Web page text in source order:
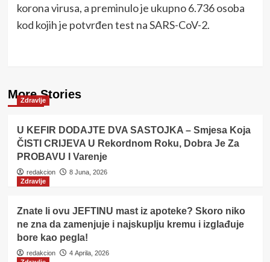
korona virusa, a preminulo je ukupno 6.736 osoba
kod kojih je potvrđen test na SARS-CoV-2.
More Stories
Zdravlje
U KEFIR DODAJTE DVA SASTOJKA – Smjesa Koja
ČISTI CRIJEVA U Rekordnom Roku, Dobra Je Za
PROBAVU I Varenje
redakcion
8 Juna, 2026
Zdravlje
Znate li ovu JEFTINU mast iz apoteke? Skoro niko
ne zna da zamenjuje i najskuplju kremu i izglađuje
bore kao pegla!
redakcion
4 Aprila, 2026